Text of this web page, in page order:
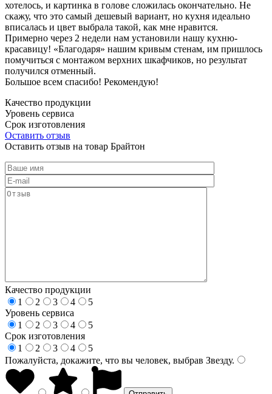
хотелось, и картинка в голове сложилась окончательно. Не
скажу, что это самый дешевый вариант, но кухня идеально
вписалась и цвет выбрала такой, как мне нравится.
Примерно через 2 недели нам установили нашу кухню-
красавицу! «Благодаря» нашим кривым стенам, им пришлось
помучиться с монтажом верхних шкафчиков, но результат
получился отменный.
Большое всем спасибо! Рекомендую!
Качество продукции
Уровень сервиса
Срок изготовления
Оставить отзыв
Оставить отзыв на товар Брайтон
Качество продукции
1
2 3 4
5
Уровень сервиса
1
2 3 4
5
Срок изготовления
1
2 3 4
5
Пожалуйста, докажите, что вы человек, выбрав Звезду.